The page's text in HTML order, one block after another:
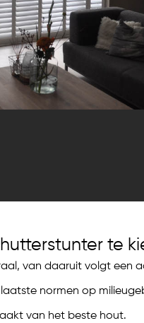
te
van daaruit volgt een
normen op
van het beste hout.